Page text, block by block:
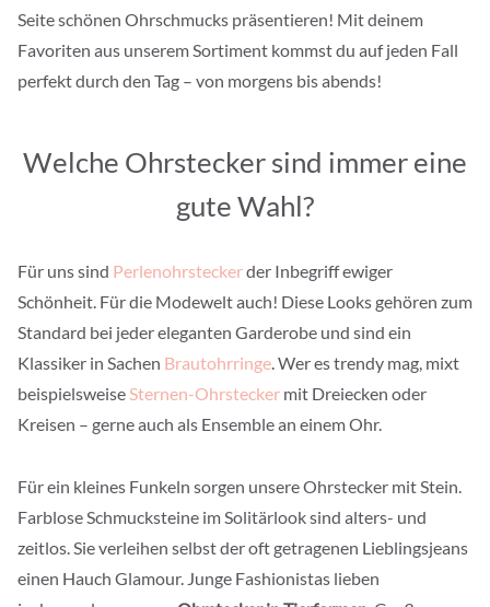
Seite schönen Ohrschmucks präsentieren! Mit deinem
Favoriten aus unserem Sortiment kommst du auf jeden Fall
perfekt durch den Tag – von morgens bis abends!
Welche Ohrstecker sind immer eine
gute Wahl?
Für uns sind Perlenohrsteckerder Inbegriff ewiger
Schönheit. Für die Modewelt auch! Diese Looks gehören zum
Standard bei jeder eleganten Garderobe und sind ein
Klassiker in Sachen Brautohrringe. Wer es trendy mag, mixt
beispielsweiseSternen-Ohrstecker mit Dreiecken oder
Kreisen – gerne auch als Ensemble an einem Ohr.
Für ein kleines Funkeln sorgen unsere Ohrstecker mit Stein.
Farblose Schmucksteine im Solitärlook sind alters- und
zeitlos. Sie verleihen selbst der oft getragenen Lieblingsjeans
einen Hauch Glamour. Junge Fashionistas lieben